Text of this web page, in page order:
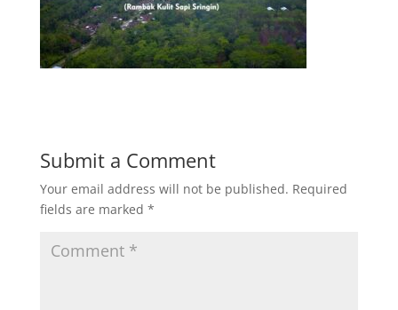
Submit a Comment
Your email address will not be published. Required
fields are marked *